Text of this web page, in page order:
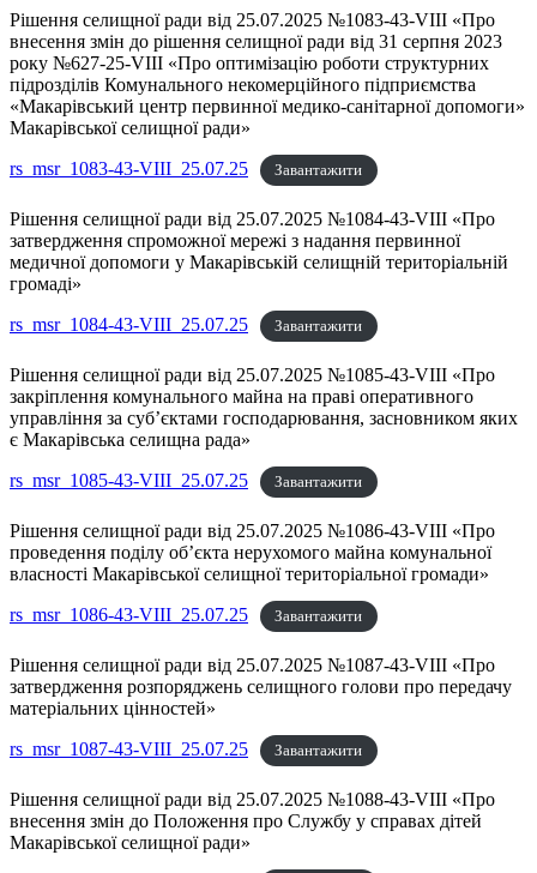
Рішення селищної ради від 25.07.2025 №1083-43-VIII «Про
внесення змін до рішення селищної ради від 31 серпня 2023
року №627-25-VІІІ «Про оптимізацію роботи структурних
підрозділів Комунального некомерційного підприємства
«Макарівський центр первинної медико-санітарної допомоги»
Макарівської селищної ради»
rs_msr_1083-43-VIII_25.07.25
Завантажити
Рішення селищної ради від 25.07.2025 №1084-43-VIII «Про
затвердження спроможної мережі з надання первинної
медичної допомоги у Макарівській селищній територіальній
громаді»
rs_msr_1084-43-VIII_25.07.25
Завантажити
Рішення селищної ради від 25.07.2025 №1085-43-VIII «Про
закріплення комунального майна на праві оперативного
управління за суб’єктами господарювання, засновником яких
є Макарівська селищна рада»
rs_msr_1085-43-VIII_25.07.25
Завантажити
Рішення селищної ради від 25.07.2025 №1086-43-VIII «Про
проведення поділу об’єкта нерухомого майна комунальної
власності Макарівської селищної територіальної громади»
rs_msr_1086-43-VIII_25.07.25
Завантажити
Рішення селищної ради від 25.07.2025 №1087-43-VIII «Про
затвердження розпоряджень селищного голови про передачу
матеріальних цінностей»
rs_msr_1087-43-VIII_25.07.25
Завантажити
Рішення селищної ради від 25.07.2025 №1088-43-VIII «Про
внесення змін до Положення про Службу у справах дітей
Макарівської селищної ради»